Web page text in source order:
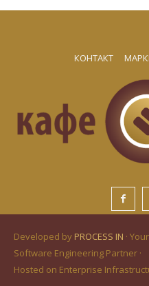
КОНТАКТ
Developed by PROCESS IN ·
Software Engineering Partner ·
Hosted on Enterprise